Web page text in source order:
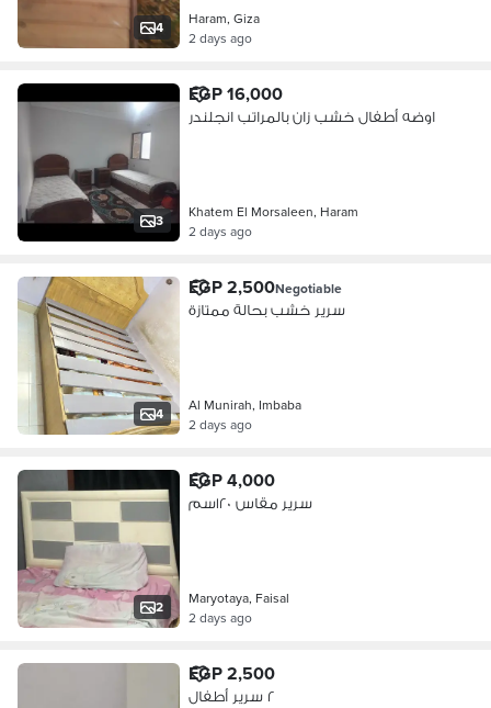
4
Haram, Giza
2 days ago
3
EGP 16,000
اوضه أطفال خشب زان بالمراتب انجلندر
Khatem El Morsaleen, Haram
2 days ago
4
EGP 2,500Negotiable
سرير خشب بحالة ممتازة
Al Munirah, Imbaba
2 days ago
2
EGP 4,000
سرير مقاس ١٢٠سم
Maryotaya, Faisal
2 days ago
EGP 2,500
٢ سرير أطفال